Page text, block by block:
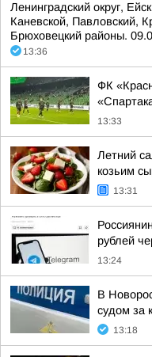
Ленинградский округ,
Каневской, Павловский,
Брюховецкий районы.
13:36
ФК
13:33
Летний
козьим
13:31
рублей
13:24
В
судом за
13:18